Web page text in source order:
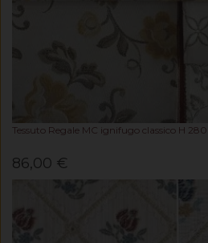
Tessuto Regale MC ignifugo classico H 280
86,00 €